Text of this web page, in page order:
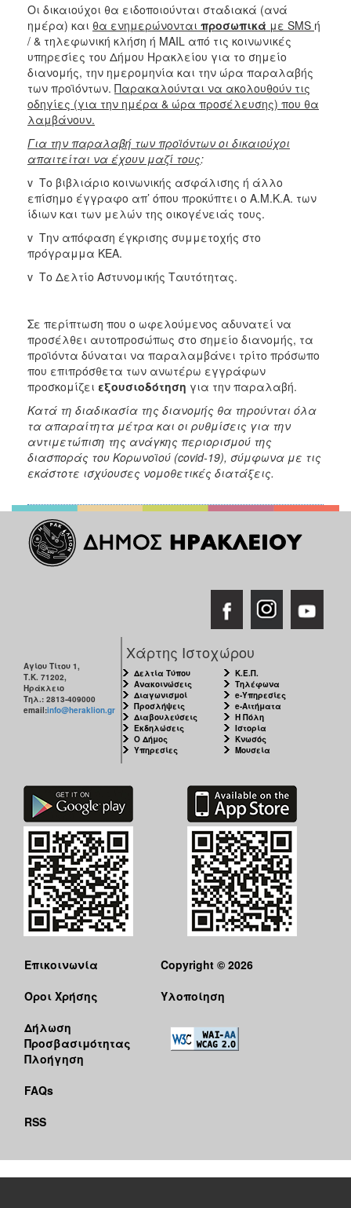
Οι δικαιούχοι θα ειδοποιούνται σταδιακά (ανά
ημέρα) και θα ενημερώνονται προσωπικά με SMS ή
/ & τηλεφωνική κλήση ή MAIL από τις κοινωνικές
υπηρεσίες του Δήμου Ηρακλείου για το σημείο
διανομής, την ημερομηνία και την ώρα παραλαβής
των προϊόντων. Παρακαλούνται να ακολουθούν τις
οδηγίες (για την ημέρα & ώρα προσέλευσης) που θα
λαμβάνουν.
Για την παραλαβή των προϊόντων οι δικαιούχοι
απαιτείται να έχουν μαζί τους:
v Το βιβλιάριο κοινωνικής ασφάλισης ή άλλο
επίσημο έγγραφο απ’ όπου προκύπτει ο Α.Μ.Κ.Α. των
ίδιων και των μελών της οικογένειάς τους.
v Την απόφαση έγκρισης συμμετοχής στο
πρόγραμμα ΚΕΑ.
v Το Δελτίο Αστυνομικής Ταυτότητας.
Σε περίπτωση που ο ωφελούμενος αδυνατεί να
προσέλθει αυτοπροσώπως στο σημείο διανομής, τα
προϊόντα δύναται να παραλαμβάνει τρίτο πρόσωπο
που επιπρόσθετα των ανωτέρω εγγράφων
προσκομίζει εξουσιοδότηση για την παραλαβή.
Κατά τη διαδικασία της διανομής θα τηρούνται όλα
τα απαραίτητα μέτρα και οι ρυθμίσεις για την
αντιμετώπιση της ανάγκης περιορισμού της
διασποράς του Κορωνοϊού (covid-19), σύμφωνα με τις
εκάστοτε ισχύουσες νομοθετικές διατάξεις.
Αγίου Τίτου 1,
Τ.Κ. 71202,
Ηράκλειο
Τηλ.: 2813-409000
email:info@heraklion.gr
Χάρτης Ιστοχώρου
Δελτία Τύπου
Ανακοινώσεις
Διαγωνισμοί
Προσλήψεις
Διαβουλεύσεις
Εκδηλώσεις
Ο Δήμος
Υπηρεσίες
Κ.Ε.Π.
Τηλέφωνα
e-Υπηρεσίες
e-Αιτήματα
Η Πόλη
Ιστορία
Κνωσός
Μουσεία
Επικοινωνία
Όροι Χρήσης
Δήλωση
Προσβασιμότητας
Πλοήγηση
FAQs
RSS
Copyright © 2026
Υλοποίηση